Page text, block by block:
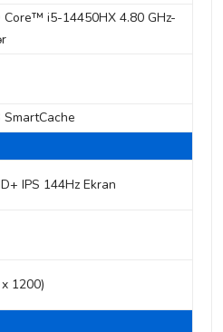
i5-14450HX 4.80 GHz-
SmartCache
IPS 144Hz Ekran
1200)